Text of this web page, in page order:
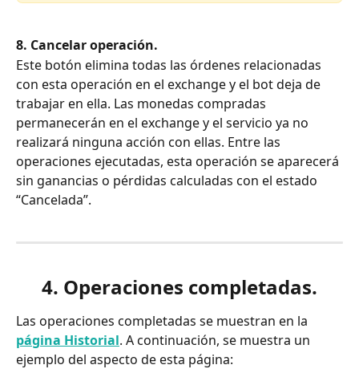
8. Cancelar operación.
Este botón elimina todas las órdenes relacionadas
con esta operación en el exchange y el bot deja de
trabajar en ella. Las monedas compradas
permanecerán en el exchange y el servicio ya no
realizará ninguna acción con ellas. Entre las
operaciones ejecutadas, esta operación se aparecerá
sin ganancias o pérdidas calculadas con el estado
“Cancelada”.
4. Operaciones completadas.
Las operaciones completadas se muestran en la
página Historial. A continuación, se muestra un
ejemplo del aspecto de esta página: